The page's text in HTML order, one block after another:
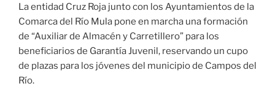
La entidad Cruz Roja junto con los Ayuntamientos de la
Comarca del Río Mula pone en marcha una formación
de “Auxiliar de Almacén y Carretillero” para los
beneficiarios de Garantía Juvenil, reservando un cupo
de plazas para los jóvenes del municipio de Campos del
Río.